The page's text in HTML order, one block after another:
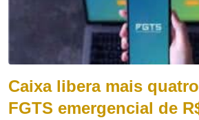
Caixa libera mais
FGTS emergencial de